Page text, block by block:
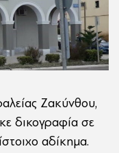
Ζακύνθου,
δικογραφία σε
αδίκημα.